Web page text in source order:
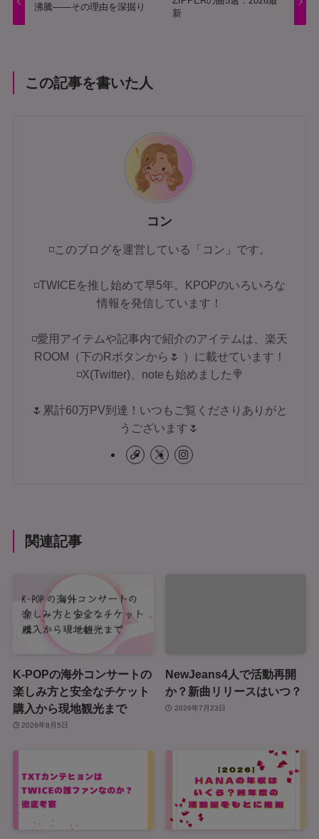
沸騰——その理由を深掘り
新
この記事を書いた人
コン
◽このブログを運営している「コン」です。
◽TWICEを推し始めて早5年。KPOPのいろいろな
情報を発信しています！
◽愛用アイテムや記事内で紹介のアイテムは、楽天
ROOM（下のRボタンから🌷 ）に載せています！
◽X(Twitter)、noteも始めました🍭
🌷累計60万PV到達！いつもご覧くださりありがと
うございます🌷
関連記事
K-POPの海外コンサートの
楽しみ方と安全なチケット
購入から現地観光まで
2026年8月5日
NewJeans4人で活動再開
か？新曲リリースはいつ？
2026年7月23日